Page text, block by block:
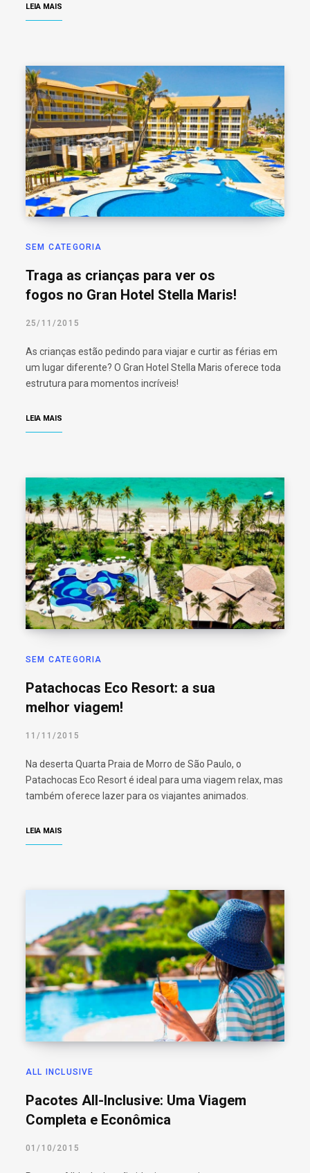
LEIA MAIS
SEM CATEGORIA
Traga as crianças para ver os
fogos no Gran Hotel Stella Maris!
25/11/2015
As crianças estão pedindo para viajar e curtir as férias em
um lugar diferente? O Gran Hotel Stella Maris oferece toda
estrutura para momentos incríveis!
LEIA MAIS
SEM CATEGORIA
Patachocas Eco Resort: a sua
melhor viagem!
11/11/2015
Na deserta Quarta Praia de Morro de São Paulo, o
Patachocas Eco Resort é ideal para uma viagem relax, mas
também oferece lazer para os viajantes animados.
LEIA MAIS
ALL INCLUSIVE
Pacotes All-Inclusive: Uma Viagem
Completa e Econômica
01/10/2015